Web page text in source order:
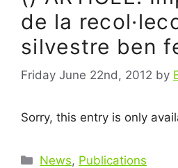
de la
silvestre ben
Friday June 22nd, 2012 by
Sorry, this entry is only
Categories
News, Publications